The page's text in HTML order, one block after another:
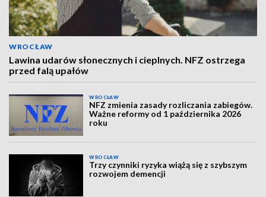
WROCŁAW
Lawina udarów słonecznych i cieplnych. NFZ ostrzega
przed falą upałów
WROCŁAW
NFZ zmienia zasady rozliczania zabiegów.
Ważne reformy od 1 października 2026
roku
WROCŁAW
Trzy czynniki ryzyka wiążą się z szybszym
rozwojem demencji